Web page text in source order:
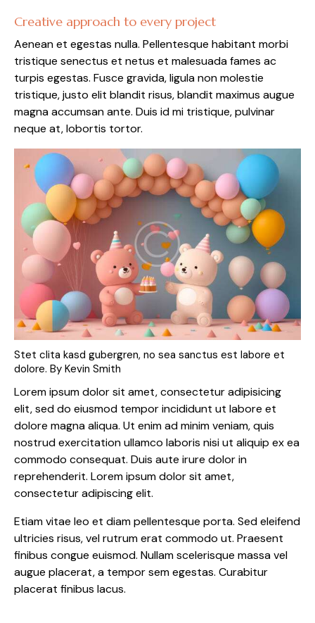
Creative approach to every project
Aenean et egestas nulla. Pellentesque habitant morbi
tristique senectus et netus et malesuada fames ac
turpis egestas. Fusce gravida, ligula non molestie
tristique, justo elit blandit risus, blandit maximus augue
magna accumsan ante. Duis id mi tristique, pulvinar
neque at, lobortis tortor.
Stet clita kasd gubergren, no sea sanctus est labore et
dolore. By Kevin Smith
Lorem ipsum dolor sit amet, consectetur adipisicing
elit, sed do eiusmod tempor incididunt ut labore et
dolore magna aliqua. Ut enim ad minim veniam, quis
nostrud exercitation ullamco laboris nisi ut aliquip ex ea
commodo consequat. Duis aute irure dolor in
reprehenderit. Lorem ipsum dolor sit amet,
consectetur adipiscing elit.
Etiam vitae leo et diam pellentesque porta. Sed eleifend
ultricies risus, vel rutrum erat commodo ut. Praesent
finibus congue euismod. Nullam scelerisque massa vel
augue placerat, a tempor sem egestas. Curabitur
placerat finibus lacus.